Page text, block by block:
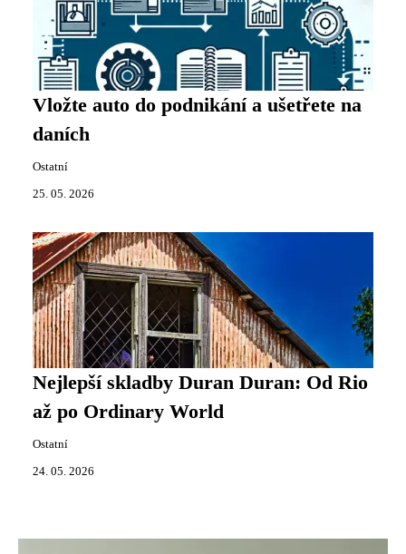
Vložte auto do podnikání a ušetřete na
daních
Ostatní
25. 05. 2026
Nejlepší skladby Duran Duran: Od Rio
až po Ordinary World
Ostatní
24. 05. 2026